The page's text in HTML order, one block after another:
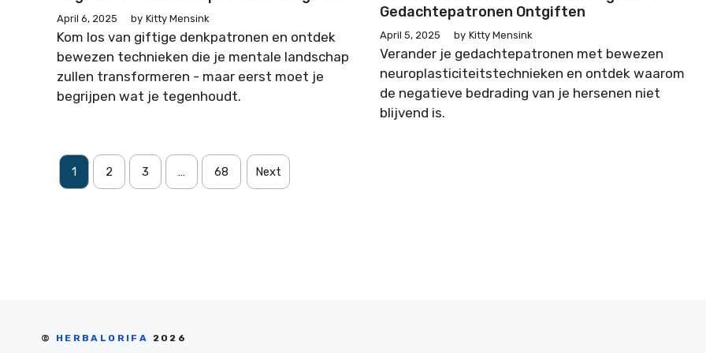
April 6, 2025 by Kitty Mensink
Kom los van giftige denkpatronen en ontdek
bewezen technieken die je mentale landschap
zullen transformeren - maar eerst moet je
begrijpen wat je tegenhoudt.
Gedachtepatronen Ontgiften
April 5, 2025 by Kitty Mensink
Verander je gedachtepatronen met bewezen
neuroplasticiteitstechnieken en ontdek waarom
de negatieve bedrading van je hersenen niet
blijvend is.
1 2 3 … 68 Next
© HERBALORIFA 2026